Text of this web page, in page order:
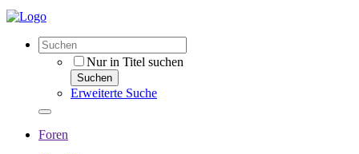
Nur in Titel suchen
Suchen
Erweiterte Suche
Foren